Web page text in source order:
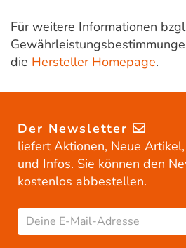
Für weitere Informationen
die Hersteller Homepage.
Der Newsletter
liefert Aktionen, Neue
und Infos. Sie können den
kostenlos abbestellen.